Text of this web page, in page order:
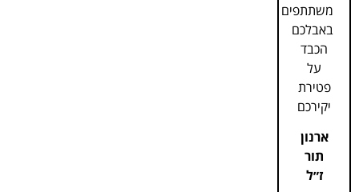
משתתפים
באבלכם
הכבד
על
פטירת
יקירכם
ארנון
תור
ז״ל